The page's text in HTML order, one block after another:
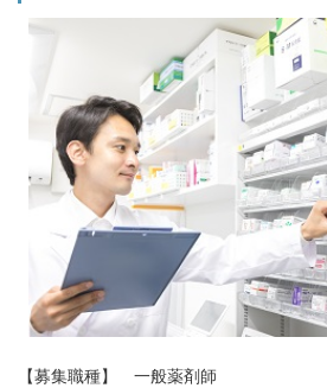
【募集職種】 一般薬剤師